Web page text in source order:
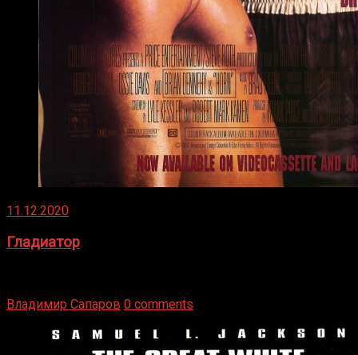
11.12.2020
Гладиатор
Владимир Сапаров 0 comments